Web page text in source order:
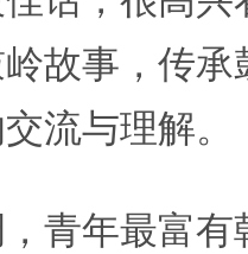
故事，传
流与理解。
年最富有